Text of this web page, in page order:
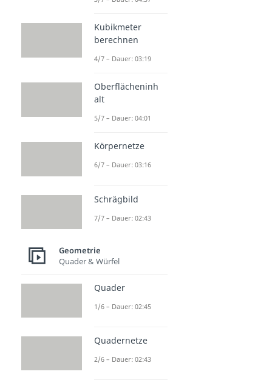
Kubikmeter
berechnen
4/7 – Dauer: 03:19
Oberflächeninh
alt
5/7 – Dauer: 04:01
Körpernetze
6/7 – Dauer: 03:16
Schrägbild
7/7 – Dauer: 02:43
Geometrie
Quader & Würfel
Quader
1/6 – Dauer: 02:45
Quadernetze
2/6 – Dauer: 02:43